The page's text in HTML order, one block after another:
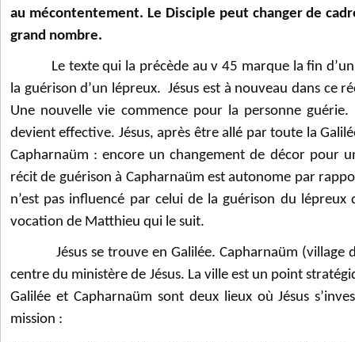
au mécontentement. Le Disciple peut changer de
grand nombre.
Le texte qui la précède au v 45 marque la fin
la guérison d’un lépreux. Jésus est à nouveau dans ce
Une nouvelle vie commence pour la personne guérie.
devient effective. Jésus, après être allé par toute la
Capharnaüm : encore un changement de décor pour
récit de guérison à Capharnaüm est autonome par
n’est pas influencé par celui de la guérison du
vocation de Matthieu qui le suit.
Jésus se trouve en Galilée. Capharnaüm (village
centre du ministère de Jésus. La ville est un point
Galilée et Capharnaüm sont deux lieux où Jésus
mission :